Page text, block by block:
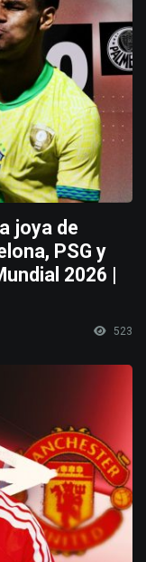
joya de
PSG y
2026 |
523